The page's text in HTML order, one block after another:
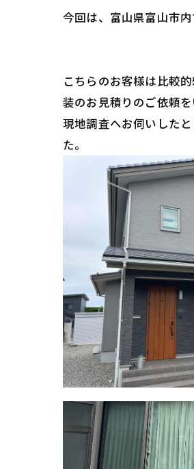
今回は、富山県富山市
こちらのお客様は比較
装のお見積りのご依頼を
現地調査へお伺いした
た。